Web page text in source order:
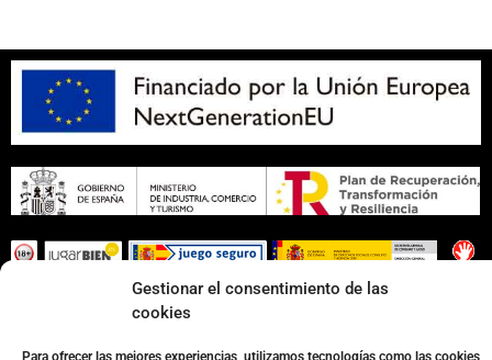
Gestionar el consentimiento de las
cookies
Para ofrecer las mejores experiencias, utilizamos tecnologías como las cookies
Página web desarrollada porSurática Software🤖